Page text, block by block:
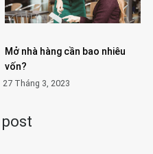
Mở nhà hàng cần bao nhiêu
vốn?
27 Tháng 3, 2023